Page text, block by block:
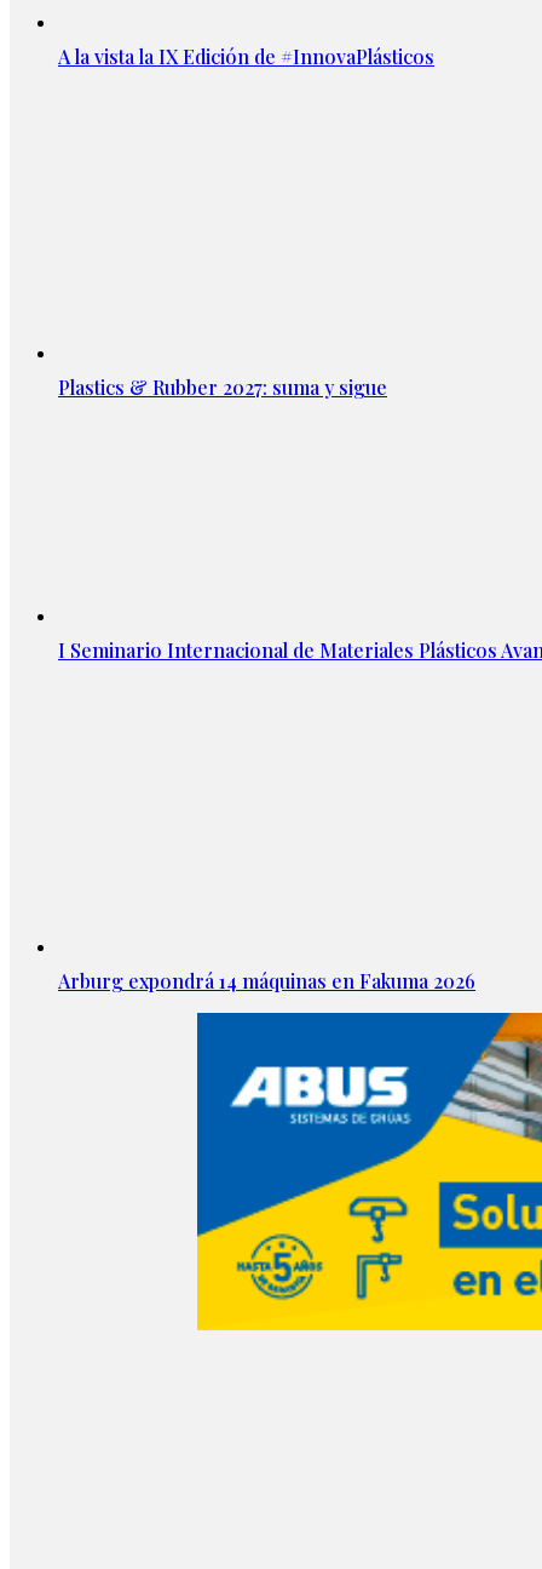
A la vista la IX Edición de #InnovaPlásticos
Plastics & Rubber 2027: suma y sigue
I Seminario Internacional de Materiales Plásticos
Arburg expondrá 14 máquinas en Fakuma 2026